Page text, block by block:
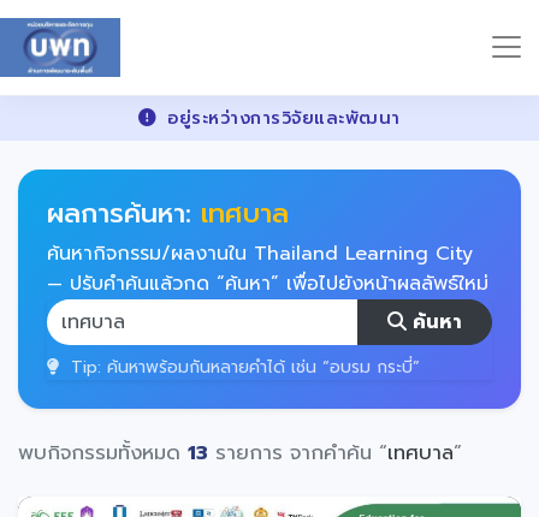
อยู่ระหว่างการวิจัยและพัฒนา
ผลการค้นหา: เทศบาล
ค้นหากิจกรรม/ผลงานใน Thailand Learning City
— ปรับคำค้นแล้วกด “ค้นหา” เพื่อไปยังหน้าผลลัพธ์ใหม่
ค้นหา
Tip: ค้นหาพร้อมกันหลายคำได้ เช่น “อบรม กระบี่”
พบกิจกรรมทั้งหมด 13 รายการ จากคำค้น “เทศบาล”